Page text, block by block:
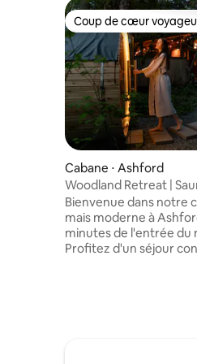
Coup de cœur
Coup de cœur
Cabane ⋅ Ashford
Woodland Retreat |
Animaux acceptés
Bienvenue dans notre
mais moderne à
minutes de l'entrée du
Profitez d'un séjour
rénovée, un lit Queen
un lit double et un